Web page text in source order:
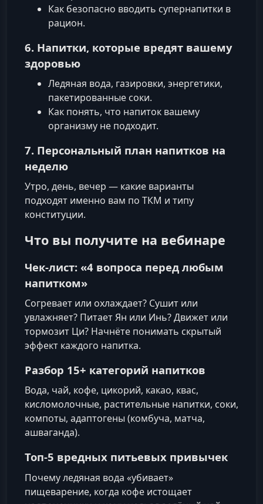
Как безопасно вводить супернапитки в
рацион.
6. Напитки, которые вредят вашему
здоровью
Ледяная вода, газировки, энергетики,
пакетированные соки.
Как понять, что напиток вашему
организму не подходит.
7. Персональный план напитков на
неделю
Утро, день, вечер — какие варианты
подходят именно вам по ТКМ и типу
конституции.
Что вы получите на вебинаре
Чек-лист: «4 вопроса перед любым
напитком»
Согревает или охлаждает? Сушит или
увлажняет? Питает Ян или Инь? Движет или
тормозит Ци? Начнёте понимать скрытый
эффект каждого напитка.
Разбор 15+ категорий напитков
Вода, чай, кофе, цикорий, какао, квас,
кисломолочные, растительные напитки, соки,
компоты, адаптогены (комбуча, матча,
ашваганда).
Топ-5 вредных питьевых привычек
Почему ледяная вода «убивает»
пищеварение, когда кофе истощает